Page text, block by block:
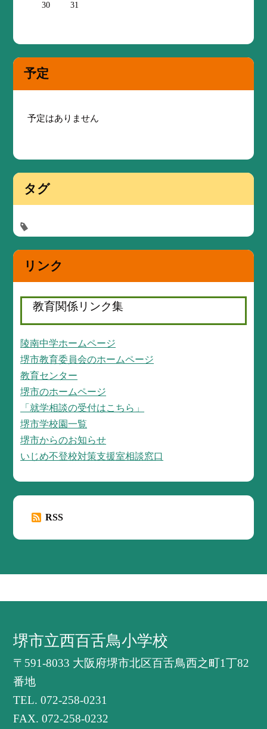
30 31
予定
予定はありません
タグ
リンク
教育関係リンク集
陵南中学ホームページ
堺市教育委員会のホームページ
教育センター
堺市のホームページ
「就学相談の受付はこちら」
堺市学校園一覧
堺市からのお知らせ
いじめ不登校対策支援室相談窓口
RSS
堺市立西百舌鳥小学校
〒591-8033 大阪府堺市北区百舌鳥西之町1丁82
番地
TEL.072-258-0231
FAX. 072-258-0232